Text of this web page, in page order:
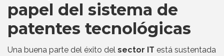
papel del sistema de
patentes tecnológicas
Una buena parte del éxito del sector IT está sustentada